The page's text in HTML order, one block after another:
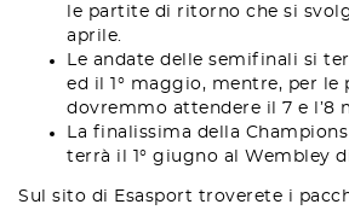
le partite di ritorno che si
aprile.
Le andate delle semifinali si
ed il 1° maggio, mentre, per
dovremmo attendere il 7 e l’8
La finalissima della
terrà il 1° giugno al Wembley
Sul sito di Esasport troverete i